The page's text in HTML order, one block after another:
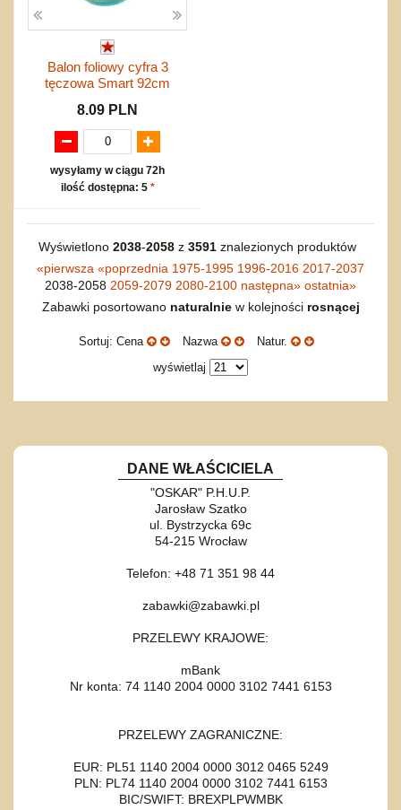
Balon foliowy cyfra 3
tęczowa Smart 92cm
8.09 PLN
wysyłamy w ciągu 72h
ilość dostępna: 5 *
Wyświetlono 2038-2058z 3591znalezionych produktów
«pierwsza «poprzednia 1975-1995 1996-2016 2017-2037
2038-2058 2059-2079 2080-2100 następna» ostatnia»
Zabawki posortowano naturalniew kolejności rosnącej
Sortuj: Cena Nazwa
Natur.
wyświetlaj
DANE WŁAŚCICIELA
"OSKAR" P.H.U.P.
Jarosław Szatko
ul. Bystrzycka 69c
54-215 Wrocław
Telefon: +48 71 351 98 44
zabawki@zabawki.pl
PRZELEWY KRAJOWE:
mBank
Nr konta: 74 1140 2004 0000 3102 7441 6153
PRZELEWY ZAGRANICZNE:
EUR: PL51 1140 2004 0000 3012 0465 5249
PLN: PL74 1140 2004 0000 3102 7441 6153
BIC/SWIFT: BREXPLPWMBK